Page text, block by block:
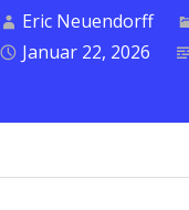
Ruhen
typische
Eric Neuendorff
Januar 22, 2026